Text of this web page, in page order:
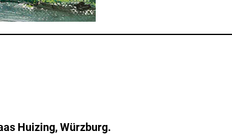
Huizing, Würzburg.